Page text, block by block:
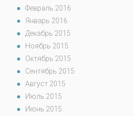
Февраль 2016
Январь 2016
Декабрь 2015
Ноябрь 2015
Октябрь 2015
Сентябрь 2015
Август 2015
Июль 2015
Июнь 2015